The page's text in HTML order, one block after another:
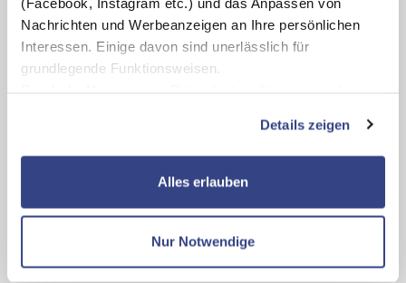
Nachrichten und Werbeanzeigen an Ihre persönlichen
Interessen. Einige davon sind unerlässlich für
grundlegende Funktionsweisen.
zusätzliche Dienste bzw. Technologien von Drittanbietern
nutzen und uns sowie Dritten weitere Personalisierungen
ermöglichen, dabei kommt es auch zu Übermittlungen
Datenschutzseite
Mit Klick auf "Alles erlauben" stimmen Sie der
Details zeigen
Alles erlauben
Nur Notwendige
Nichts“, „Sky Walk“ & vieles mehr
Eispalast – eine Zeitreise durch die Geschichte